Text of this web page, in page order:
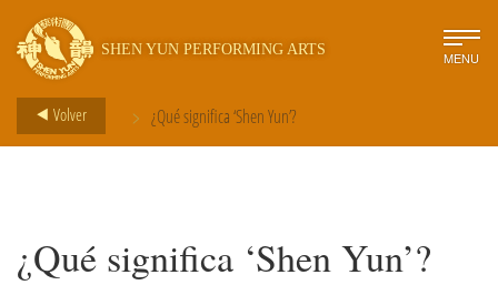
SHEN YUN PERFORMING ARTS MENU
Volver > ¿Qué significa ‘Shen Yun’?
¿Qué significa ‘Shen Yun’?